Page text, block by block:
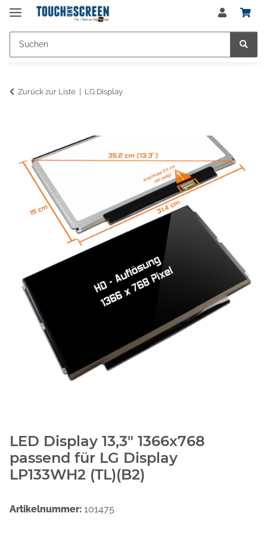
Zurück zur Liste LG Display
LED Display 13,3" 1366x768
passend für LG Display
LP133WH2 (TL)(B2)
Artikelnummer: 101475